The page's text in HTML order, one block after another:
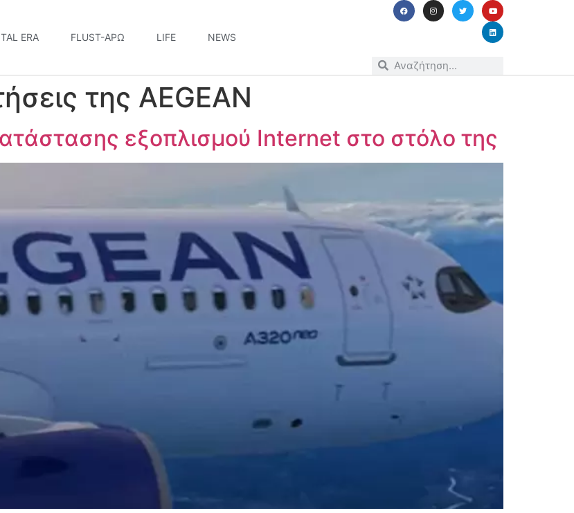
ERA FLUST-ΆΡΩ LIFE NEWS
της AEGEAN
εξοπλισμού Internet στο στόλο της